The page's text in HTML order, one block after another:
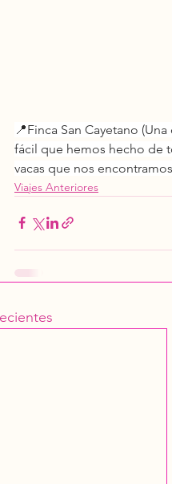
📍Finca San Cayetano
fácil que hemos hecho de
vacas que nos
Viajes Anteriores